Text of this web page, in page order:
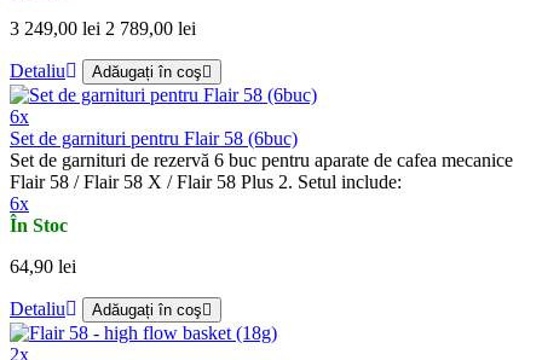
3 249,00 lei 2 789,00 lei
Detaliu Adăugați în coş
6x
Set de garnituri pentru Flair 58 (6buc)
Set de garnituri de rezervă 6 buc pentru aparate de cafea mecanice
Flair 58 / Flair 58 X / Flair 58 Plus 2. Setul include:
6x
În Stoc
64,90 lei
Detaliu Adăugați în coş
2x